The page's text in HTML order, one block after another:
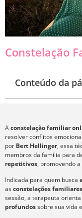
Constelação
Conteúdo da
Aconstelação familiar
resolver conflitos
por Bert Hellinger, essa
membros da família para
repetitivos, promovendo
Indicada para quem busca
asconstelações familiares
sessão, a terapeuta
profundossobre sua vida